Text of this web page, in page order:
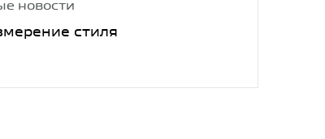
новости
стиля